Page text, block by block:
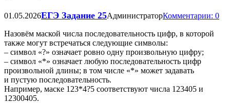
01.05.2026ЕГЭ Задание 25АдминистраторКомментарии: 0
Назовём маской числа последовательность цифр, в которой
также могут встречаться следующие символы:
– символ «?» означает ровно одну произвольную цифру;
– символ «*» означает любую последовательность цифр
произвольной длины; в том числе «*» может задавать
и пустую последовательность.
Например, маске 123*4?5 соответствуют числа 123405 и
12300405.